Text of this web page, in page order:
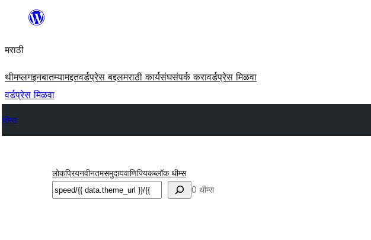
सामुग्रीवर
मराठी
थीमप्लगइनबातम्यामद्दतवर्डप्रेस बद्दलमराठी कार्यसंघसंपर्क करावर्डप्रेस मिळवा
वर्डप्रेस मिळवा
थीम्स
लोकप्रियनवीनतमसमुदायवाणिज्यिकब्लॉक थीम्स
शोधा 0 थीम्स